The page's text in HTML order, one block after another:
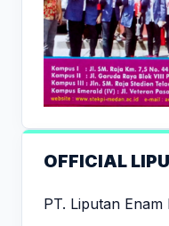
OFFICIAL
PT. Liputan